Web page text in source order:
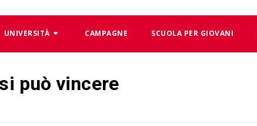
UNIVERSITÀ CAMPAGNE SCUOLA PER GIOVANI
può vincere